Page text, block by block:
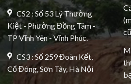
CS2 : Số 53 Lý Thường
Kiệt - Phường Đồng Tâm -
TP Vĩnh Yên - Vĩnh Phúc.
CS3 : Số 259 Đoàn Kết,
Cổ Đông, Sơn Tây, Hà Nội